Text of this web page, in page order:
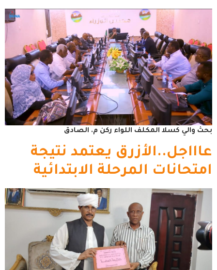
بحث والي كسلا المكلف اللواء ركن م. الصادق
عاااجل..الأزرق يعتمد نتيجة
امتحانات المرحلة الابتدائية